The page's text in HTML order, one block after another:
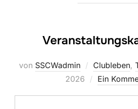
von SSCWadmin Clubleben,
2026
Ein